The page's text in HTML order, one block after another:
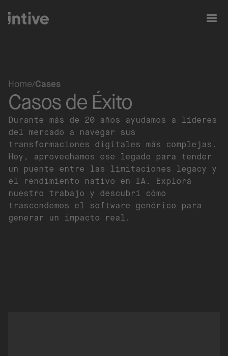
Home Cases
Casos de Éxito
Durante más de 20 años ayudamos a líderes
del mercado a navegar sus
transformaciones digitales más complejas.
Hoy, aprovechamos ese legado para tender
un puente entre las limitaciones legacy y
el rendimiento nativo en IA. Explorá
nuestro trabajo y descubrí cómo
trascendemos el software genérico para
generar un impacto real.